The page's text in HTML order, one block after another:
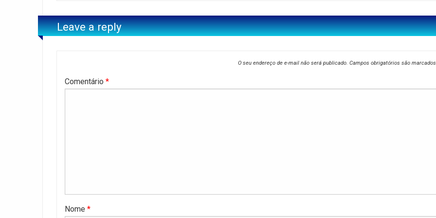
Leave a reply
O seu endereço de e-mail não será publicado. Campos obrigatórios são
Comentário *
Nome *